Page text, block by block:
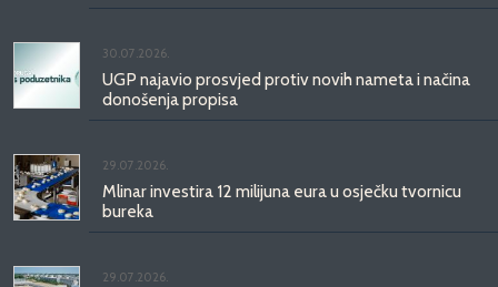
30.07.2026.
UGP najavio prosvjed protiv novih nameta i načina
donošenja propisa
29.07.2026.
Mlinar investira 12 milijuna eura u osječku tvornicu
bureka
29.07.2026.